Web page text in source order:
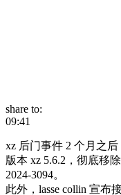
share to:
09:41
xz 后门事件 2 个月之
版本 xz 5.6.2，彻底移
2024-3094。
此外，lasse collin 宣布